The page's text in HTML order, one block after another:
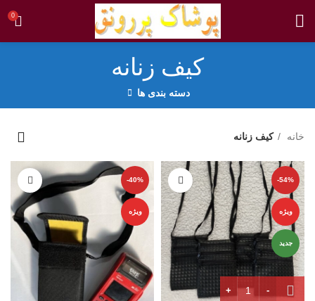
0
کیف زنانه
دسته بندی ها
خانه کیف زنانه
-54%
ویژه
جدید
-40%
ویژه